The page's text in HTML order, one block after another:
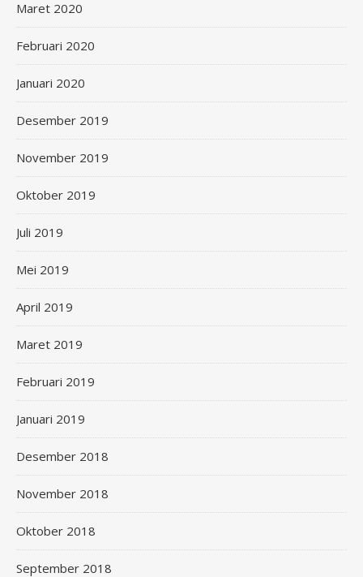
Maret 2020
Februari 2020
Januari 2020
Desember 2019
November 2019
Oktober 2019
Juli 2019
Mei 2019
April 2019
Maret 2019
Februari 2019
Januari 2019
Desember 2018
November 2018
Oktober 2018
September 2018